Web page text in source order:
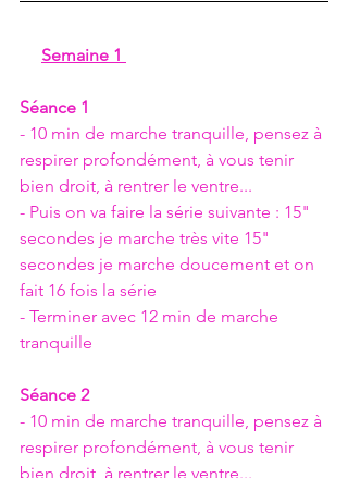
Semaine 1
Séance 1
- 10 min de marche tranquille, pensez à
respirer profondément, à vous tenir
bien droit, à rentrer le ventre...
- Puis on va faire la série suivante : 15"
secondes je marche très vite 15"
secondes je marche doucement et on
fait 16 fois la série
- Terminer avec 12 min de marche
tranquille
Séance 2
- 10 min de marche tranquille, pensez à
respirer profondément, à vous tenir
bien droit, à rentrer le ventre...